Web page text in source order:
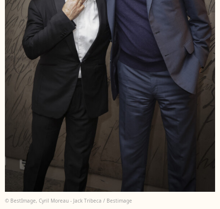
© BestImage, Cyril Moreau - Jack Tribeca / Bestimage